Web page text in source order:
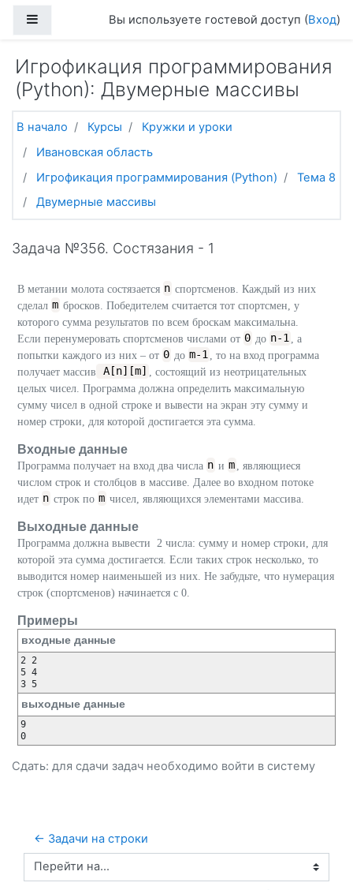
Боковая панельВы используете гостевой доступ (Вход)
Игрофикация программирования
(Python): Двумерные массивы
В начало Курсы
Кружки и уроки
Ивановская область
Игрофикация программирования (Python)
Тема 8
Двумерные массивы
Задача №356. Состязания - 1
В метании молота состязается n спортcменов. Каждый из них
сделал m бросков. Победителем считается тот спортсмен, у
которого сумма результатов по всем броскам максимальна.
Если перенумеровать спортсменов числами от 0 до n-1
, а
попытки каждого из них – от 0 до m-1
, то на вход программа
получает массив
A[n][m]
, состоящий из неотрицательных
целых чисел. Программа должна определить максимальную
сумму чисел в одной строке и вывести на экран эту сумму и
номер строки, для которой достигается эта сумма.
Входные данные
Программа получает на вход два числа n и m
, являющиеся
числом строк и столбцов в массиве. Далее во входном потоке
идет n строк по m чисел, являющихся элементами массива.
Выходные данные
Программа должна вывести 2 числа: сумму и номер строки, для
которой эта сумма достигается. Если таких строк несколько, то
выводится номер наименьшей из них. Не забудьте, что нумерация
строк (спортсменов) начинается с 0.
Примеры
входные данные
2 2
5 4
выходные данные
9
Сдать: для сдачи задач необходимо войти в систему
← Задачи на строки
Перейти на...